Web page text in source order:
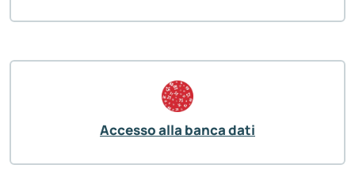
Accesso alla banca dati